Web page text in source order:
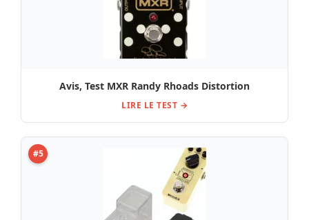
Avis, Test MXR Randy Rhoads Distortion
LIRE LE TEST →
#5